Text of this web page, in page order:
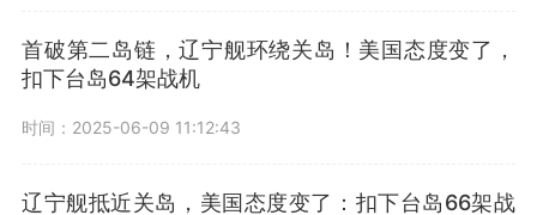
首破第二岛链，辽宁舰环绕关岛！美国态度变了，
扣下台岛64架战机
时间：2025-06-09 11:12:43
辽宁舰抵近关岛，美国态度变了：扣下台岛66架战